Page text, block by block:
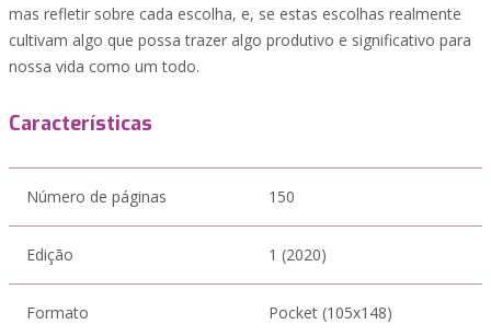
mas refletir sobre cada escolha, e, se estas escolhas realmente
cultivam algo que possa trazer algo produtivo e significativo para
nossa vida como um todo.
Características
Número de páginas 150
Edição 1 (2020)
Formato Pocket (105x148)